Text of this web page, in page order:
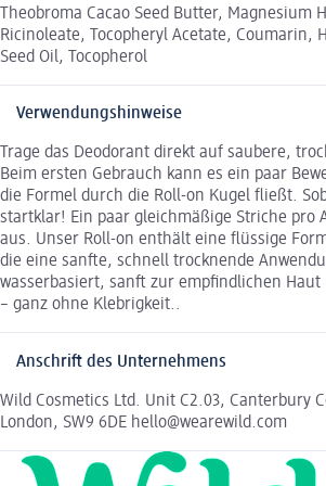
Theobroma Cacao Seed Butter, Magnesium
Ricinoleate, Tocopheryl Acetate, Coumarin,
Seed Oil, Tocopherol
Verwendungshinweise
Trage das Deodorant direkt auf saubere,
Beim ersten Gebrauch kann es ein paar
die Formel durch die Roll-on Kugel fließt.
startklar! Ein paar gleichmäßige Striche pro
aus. Unser Roll-on enthält eine flüssige
die eine sanfte, schnell trocknende
wasserbasiert, sanft zur empfindlichen
– ganz ohne Klebrigkeit..
Anschrift des Unternehmens
Wild Cosmetics Ltd. Unit C2.03, Canterbury
London, SW9 6DE hello@wearewild.com